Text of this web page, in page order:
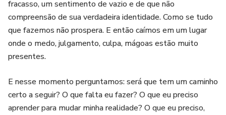
fracasso, um sentimento de vazio e de que não
compreensão de sua verdadeira identidade. Como se tudo
que fazemos não prospera. E então caímos em um lugar
onde o medo, julgamento, culpa, mágoas estão muito
presentes.
E nesse momento perguntamos: será que tem um caminho
certo a seguir? O que falta eu fazer? O que eu preciso
aprender para mudar minha realidade? O que eu preciso,